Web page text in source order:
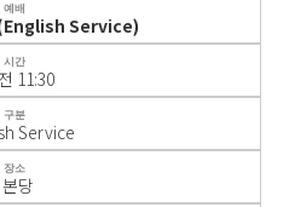
예배
(English Service)
시간
11:30
구분
Service
장소
본당